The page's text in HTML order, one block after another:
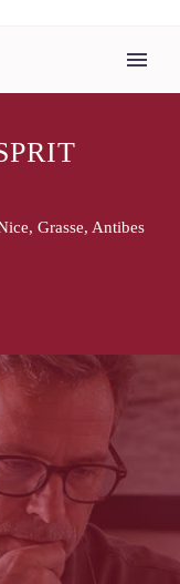
Grasse, Antibes